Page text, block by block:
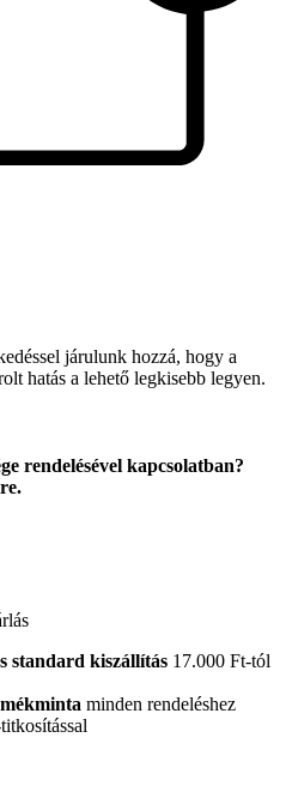
járulunk hozzá, hogy a
hatás a lehető legkisebb legyen.
rendelésével kapcsolatban?
standard kiszállítás 17.000 Ft-tól
minden rendeléshez